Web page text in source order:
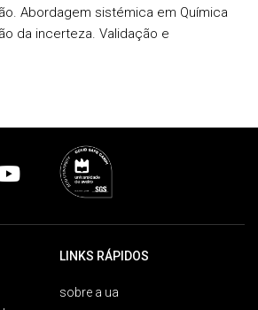
Abordagem sistémica em Química
da incerteza. Validação e
LINKS RÁPIDOS
sobre a ua